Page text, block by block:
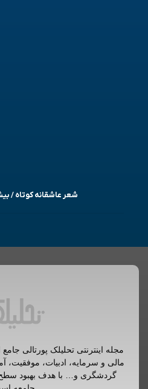
شعر عاشقانه کوتاه / بیش از ۷۰
مجله اینترنتی تحلیلک پورتالی
مالی و سرمایه، ادبیات،
گردشگری و… با هدف بهبود